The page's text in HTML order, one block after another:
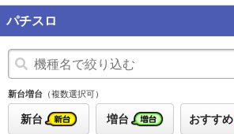
パチスロ
新台増台 （複数選択可）
新台 増台 おすすめ